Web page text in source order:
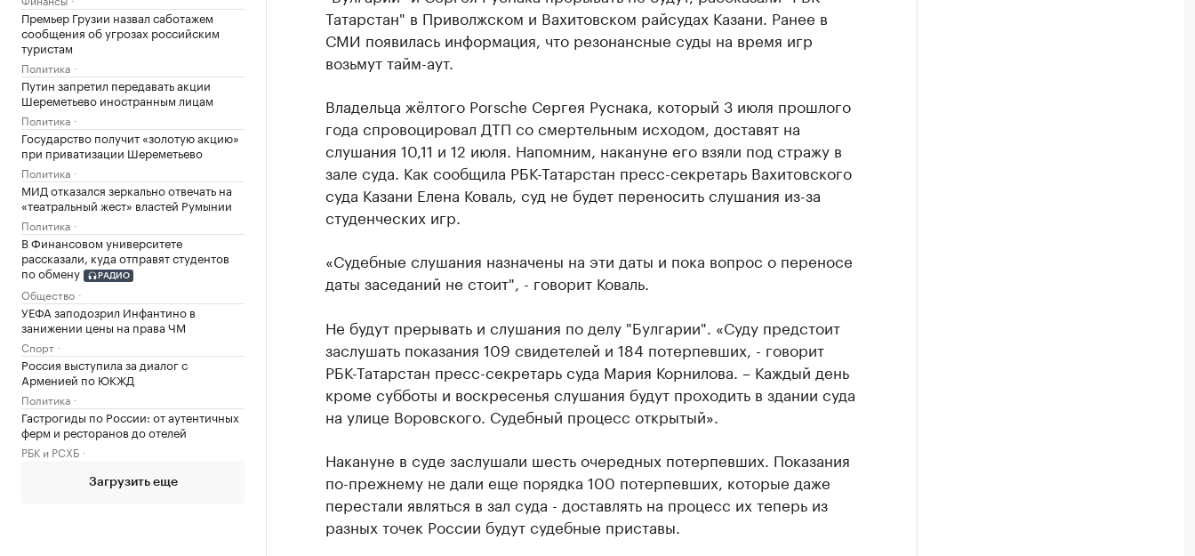
Премьер Грузии назвал саботажем
сообщения об угрозах российским
туристам
Политика
Путин запретил передавать акции
Шереметьево иностранным лицам
Политика
Государство получит «золотую акцию»
при приватизации Шереметьево
Политика
МИД отказался зеркально отвечать на
«театральный жест» властей Румынии
Политика
В Финансовом университете
рассказали, куда отправят студентов
по обмену
РАДИО
Общество
УЕФА заподозрил Инфантино в
занижении цены на права ЧМ
Спорт
Россия выступила за диалог с
Арменией по ЮКЖД
Политика
Гастрогиды по России: от аутентичных
ферм и ресторанов до отелей
РБК и РСХБ
Загрузить еще
Татарстан" в Приволжском и Вахитовском райсудах Казани. Ранее в
СМИ появилась информация, что резонансные суды на время игр
возьмут тайм-аут.
Владельца жёлтого Porsche Сергея Руснака, который 3 июля прошлого
года спровоцировал ДТП со смертельным исходом, доставят на
слушания 10,11 и 12 июля. Напомним, накануне его взяли под стражу в
зале суда. Как сообщила РБК-Татарстан пресс-секретарь Вахитовского
суда Казани Елена Коваль, суд не будет переносить слушания из-за
студенческих игр.
«Судебные слушания назначены на эти даты и пока вопрос о переносе
даты заседаний не стоит", - говорит Коваль.
Не будут прерывать и слушания по делу "Булгарии". «Суду предстоит
заслушать показания 109 свидетелей и 184 потерпевших, - говорит
РБК-Татарстан пресс-секретарь суда Мария Корнилова. – Каждый день
кроме субботы и воскресенья слушания будут проходить в здании суда
на улице Воровского. Судебный процесс открытый».
Накануне в суде заслушали шесть очередных потерпевших. Показания
по-прежнему не дали еще порядка 100 потерпевших, которые даже
перестали являться в зал суда - доставлять на процесс их теперь из
разных точек России будут судебные приставы.